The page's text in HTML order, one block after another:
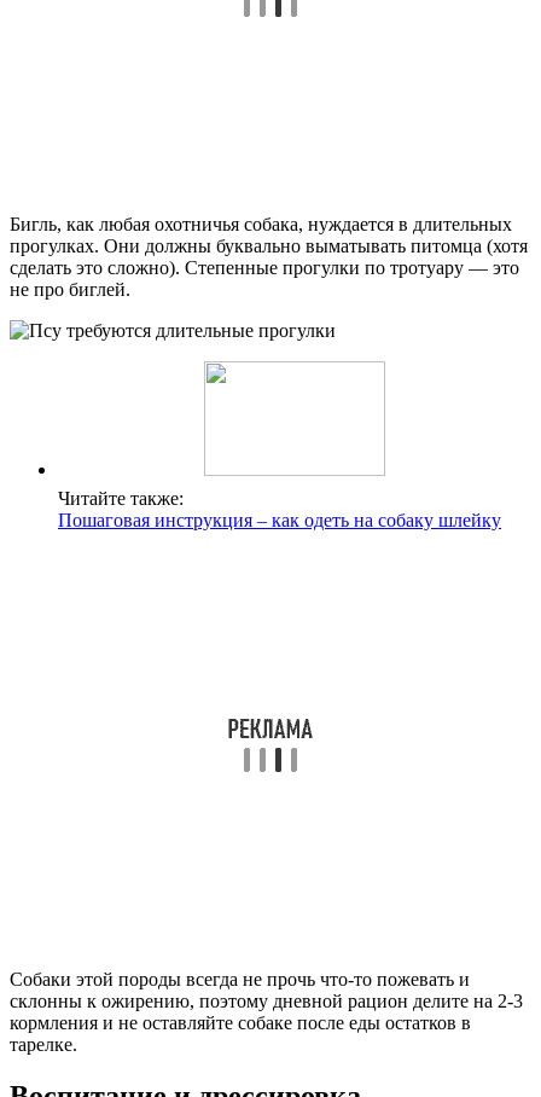
Бигль, как любая охотничья собака, нуждается в длительных
прогулках. Они должны буквально выматывать питомца (хотя
сделать это сложно). Степенные прогулки по тротуару — это
не про биглей.
Читайте также:
Пошаговая инструкция – как одеть на собаку шлейку
Собаки этой породы всегда не прочь что-то пожевать и
склонны к ожирению, поэтому дневной рацион делите на 2-3
кормления и не оставляйте собаке после еды остатков в
тарелке.